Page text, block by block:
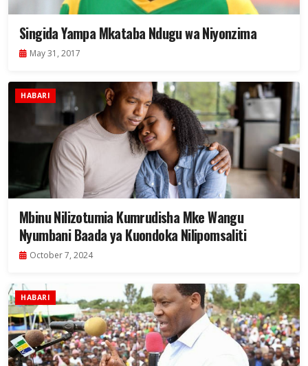
Singida Yampa Mkataba Ndugu wa Niyonzima
May 31, 2017
HABARI
Mbinu Nilizotumia Kumrudisha Mke Wangu
Nyumbani Baada ya Kuondoka Nilipomsaliti
October 7, 2024
HABARI